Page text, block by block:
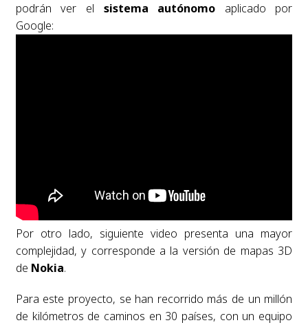
podrán ver el sistema autónomo aplicado por
Google:
Por otro lado, siguiente video presenta una mayor
complejidad, y corresponde a la versión de mapas 3D
de Nokia.
Para este proyecto, se han recorrido más de un millón
de kilómetros de caminos en 30 países, con un equipo